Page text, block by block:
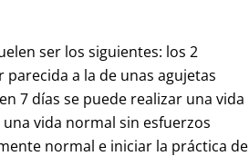
ser los siguientes: los 2
a la de unas agujetas
7 días se puede realizar una vida
vida normal sin esfuerzos
normal e iniciar la práctica de